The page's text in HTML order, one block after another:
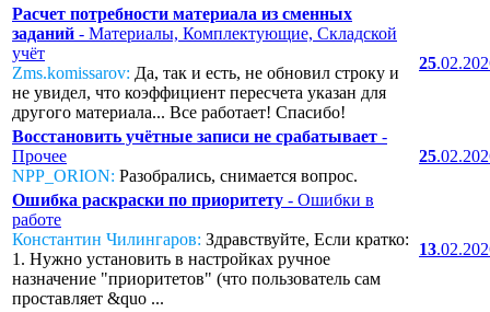
Расчет потребности материала из сменных
заданий - Материалы, Комплектующие, Складской
учёт
Zms.komissarov: Да, так и есть, не обновил строку и
не увидел, что коэффициент пересчета указан для
другого материала... Все работает! Спасибо!
25
Восстановить учётные записи не срабатывает -
Прочее
NPP_ORION: Разобрались, снимается вопрос.
25
Ошибка раскраски по приоритету - Ошибки в
работе
Константин Чилингаров: Здравствуйте, Если кратко:
1. Нужно установить в настройках ручное
назначение "приоритетов" (что пользователь сам
проставляет &quo ...
13